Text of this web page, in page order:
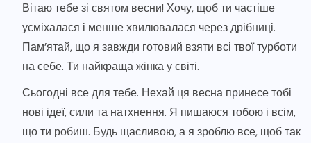
Вітаю тебе зі святом весни! Хочу, щоб ти частіше
усміхалася і менше хвилювалася через дрібниці.
Пам’ятай, що я завжди готовий взяти всі твої турботи
на себе. Ти найкраща жінка у світі.
Сьогодні все для тебе. Нехай ця весна принесе тобі
нові ідеї, сили та натхнення. Я пишаюся тобою і всім,
що ти робиш. Будь щасливою, а я зроблю все, щоб так